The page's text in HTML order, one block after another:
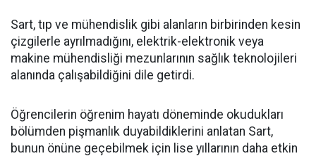
Sart, tıp ve mühendislik gibi alanların birbirinden kesin
çizgilerle ayrılmadığını, elektrik-elektronik veya
makine mühendisliği mezunlarının sağlık teknolojileri
alanında çalışabildiğini dile getirdi.
Öğrencilerin öğrenim hayatı döneminde okudukları
bölümden pişmanlık duyabildiklerini anlatan Sart,
bunun önüne geçebilmek için lise yıllarının daha etkin